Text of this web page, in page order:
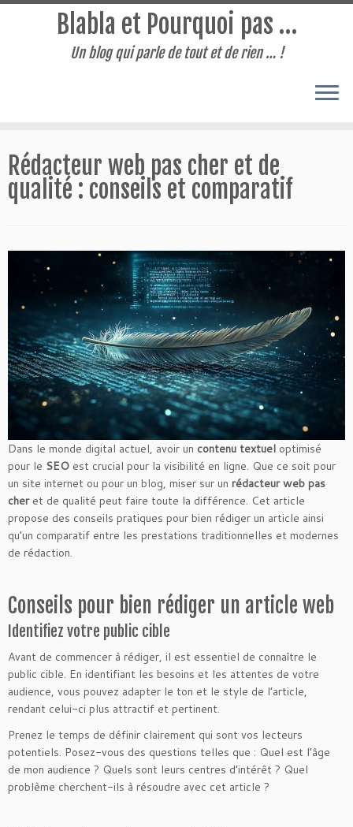
au
contenu
Blabla et Pourquoi pas …
Un blog qui parle de tout et de rien … !
Rédacteur web pas cher et de
qualité : conseils et comparatif
Dans le monde digital actuel, avoir un contenu textuel optimisé
pour le SEO est crucial pour la visibilité en ligne. Que ce soit pour
un site internet ou pour un blog, miser sur un rédacteur web pas
cheret de qualité peut faire toute la différence. Cet article
propose des conseils pratiques pour bien rédiger un article ainsi
qu’un comparatif entre les prestations traditionnelles et modernes
de rédaction.
Conseils pour bien rédiger un article web
Identifiez votre public cible
Avant de commencer à rédiger, il est essentiel de connaître le
public cible. En identifiant les besoins et les attentes de votre
audience, vous pouvez adapter le ton et le style de l’article,
rendant celui-ci plus attractif et pertinent.
Prenez le temps de définir clairement qui sont vos lecteurs
potentiels. Posez-vous des questions telles que : Quel est l’âge
de mon audience ? Quels sont leurs centres d’intérêt ? Quel
problème cherchent-ils à résoudre avec cet article ?